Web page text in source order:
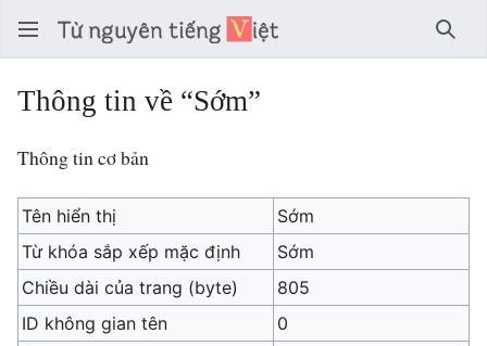
Tìm
Thông tin về “Sớm”
Thông tin cơ bản
Tên hiển thị
Sớm
Từ khóa sắp xếp mặc định
Sớm
Chiều dài của trang (byte)
805
ID không gian tên
0